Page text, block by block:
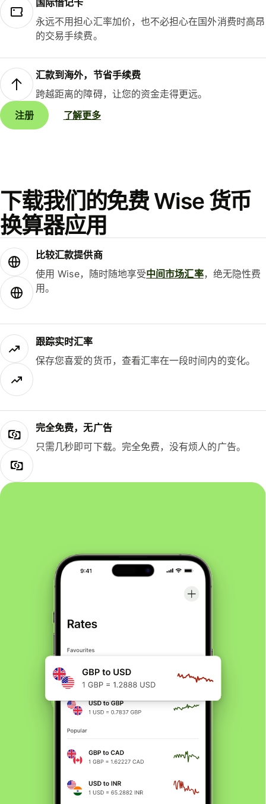
国际借记卡
永远不用担心汇率加价，也不必担心在国外消费时高昂
的交易手续费。
汇款到海外，节省手续费
跨越距离的障碍，让您的资金走得更远。
注册
了解更多
下载我们的免费 Wise 货币
换算器应用
比较汇款提供商
使用 Wise，随时随地享受中间市场汇率，绝无隐性费
用。
跟踪实时汇率
保存您喜爱的货币，查看汇率在一段时间内的变化。
完全免费，无广告
只需几秒即可下载。完全免费，没有烦人的广告。